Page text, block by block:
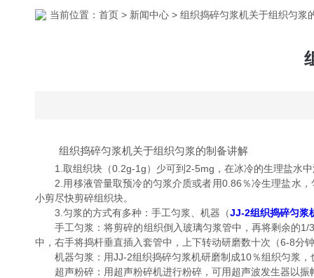
当前位置： 首页 > 新闻中心 > 组织捣碎匀浆机关于组织匀浆
组织捣碎匀浆机关于组织匀浆的制备讲解
1.取组织块（0.2g-1g）少可到2-5mg，在冰冷的生理盐水中
2.用移液管量取预冷的匀浆介质或者用0.86％冷生理盐水，
小剪尽快剪碎组织块。
3.匀浆的方式有多种：手工匀浆、机器（JJ-2组织捣碎匀浆
手工匀浆：将剪碎的组织倒入玻璃匀浆管中，再将剩余的1/3
中，右手将捣杆垂直插入套管中，上下转动研磨数十次（6-8分
机器匀浆：用JJ-2组织捣碎匀浆机研磨制成10％组织匀浆，
超声粉碎：用超声粉碎机进行粉碎，可用超声波发生器以振